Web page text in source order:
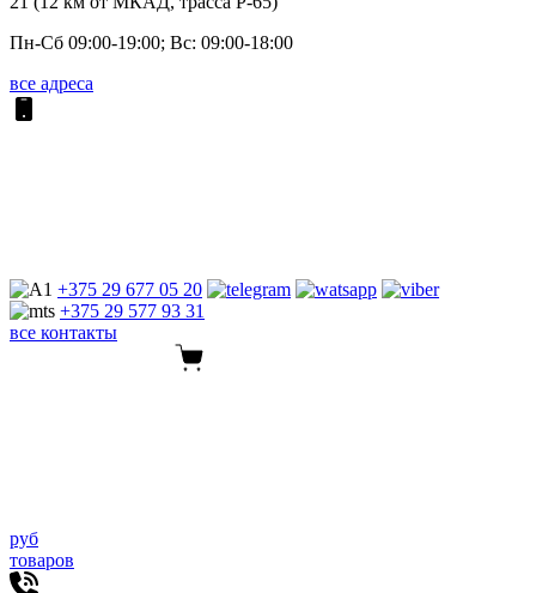
Пн-Сб 09:00-19:00; Вс: 09:00-18:00
все адреса
+375 29 677 05 20
+375 29 577 93 31
все контакты
руб
товаров